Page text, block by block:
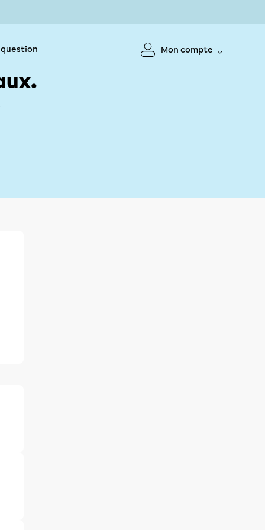
Mon compte